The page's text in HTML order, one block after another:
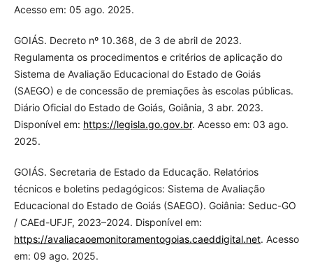
Acesso em: 05 ago. 2025.
GOIÁS. Decreto nº 10.368, de 3 de abril de 2023.
Regulamenta os procedimentos e critérios de aplicação do
Sistema de Avaliação Educacional do Estado de Goiás
(SAEGO) e de concessão de premiações às escolas públicas.
Diário Oficial do Estado de Goiás, Goiânia, 3 abr. 2023.
Disponível em: https://legisla.go.gov.br. Acesso em: 03 ago.
2025.
GOIÁS. Secretaria de Estado da Educação. Relatórios
técnicos e boletins pedagógicos: Sistema de Avaliação
Educacional do Estado de Goiás (SAEGO). Goiânia: Seduc-GO
/ CAEd-UFJF, 2023–2024. Disponível em:
https://avaliacaoemonitoramentogoias.caeddigital.net. Acesso
em: 09 ago. 2025.